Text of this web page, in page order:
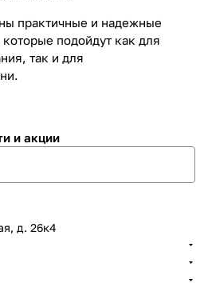
практичные и надежные
подойдут как для
так и для
и акции
д. 26к4